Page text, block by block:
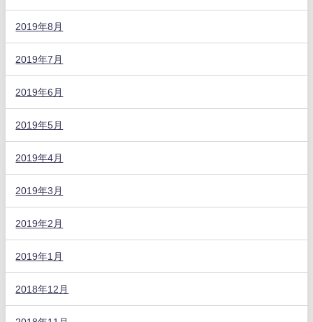
2019年8月
2019年7月
2019年6月
2019年5月
2019年4月
2019年3月
2019年2月
2019年1月
2018年12月